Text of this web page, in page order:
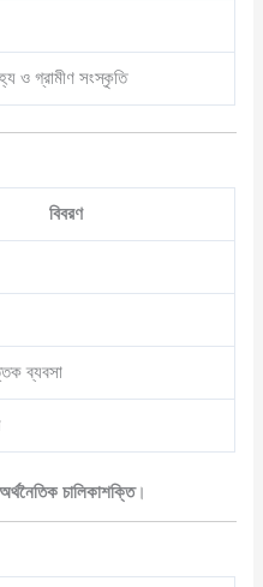
ও গ্রামীণ সংস্কৃতি
বিবরণ
ব্যবসা
চালিকাশক্তি।